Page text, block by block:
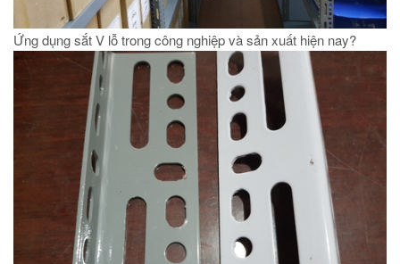
Ứng dụng sắt V lỗ trong công nghiệp và sản xuất hiện nay?